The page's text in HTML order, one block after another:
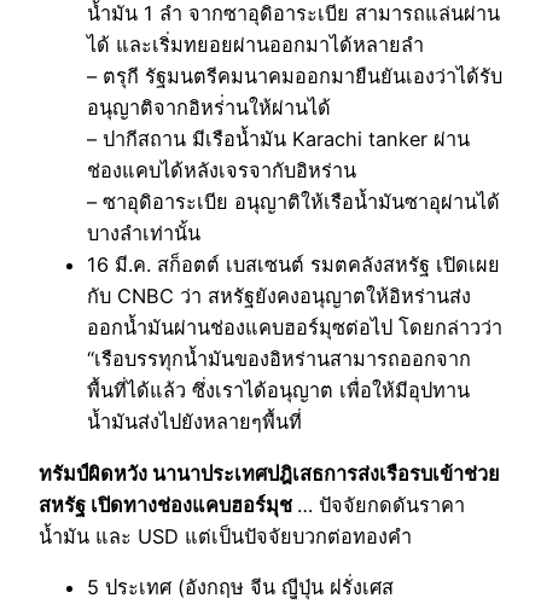
น้ำมัน 1 ลำ จากซาอุดิอาระเบีย สามารถแล่นผ่าน
ได้ และเริ่มทยอยผ่านออกมาได้หลายลำ
– ตรุกี รัฐมนตรีคมนาคมออกมายืนยันเองว่าได้รับ
อนุญาติจากอิหร่่านให้ผ่านได้
– ปากีสถาน มีเรือน้ำมัน Karachi tanker ผ่าน
ช่องแคบได้หลังเจรจากับอิหร่าน
– ซาอุดิอาระเบีย อนุญาติให้เรือน้ำมันซาอุผ่านได้
บางลำเท่านั้น
16 มี.ค. สก็อตต์ เบสเซนต์ รมตคลังสหรัฐ เปิดเผย
กับ CNBC ว่า สหรัฐยังคงอนุญาตให้อิหร่านส่ง
ออกน้ำมันผ่านช่องแคบฮอร์มุซต่อไป โดยกล่าวว่า
“เรือบรรทุกน้ำมันของอิหร่านสามารถออกจาก
พื้นที่ได้แล้ว ซึ่งเราได้อนุญาต เพื่อให้มีอุปทาน
น้ำมันส่งไปยังหลายๆพื้นที่
ทรัมป์ผิดหวัง นานาประเทศปฎิเสธการส่งเรือรบเข้าช่วย
สหรัฐ เปิดทางช่องแคบฮอร์มุช … ปัจจัยกดดันราคา
น้ำมัน และ USD แต่เป็นปัจจัยบวกต่อทองคำ
5 ประเทศ (อังกฤษ จีน ญีุ่ปุ่น ฝรั่งเศส